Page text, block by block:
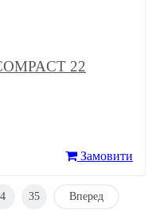
22
Замовити
4 35 Вперед